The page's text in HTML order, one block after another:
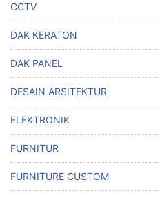
CCTV
DAK KERATON
DAK PANEL
DESAIN ARSITEKTUR
ELEKTRONIK
FURNITUR
FURNITURE CUSTOM